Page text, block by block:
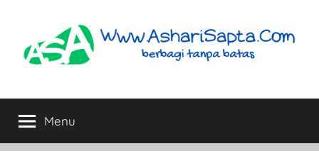
content
AshariSapta.Com
Batas
Menu